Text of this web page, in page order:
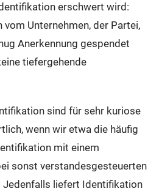
erschwert wird:
Unternehmen, der Partei,
Anerkennung gespendet
tiefergehende
sind für sehr kuriose
wenn wir etwa die häufig
mit einem
sonst verstandesgesteuerten
Jedenfalls liefert Identifikation